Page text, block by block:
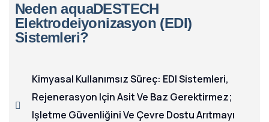
Neden aquaDESTECH
Elektrodeiyonizasyon (EDI)
Sistemleri?
Kimyasal Kullanımsız Süreç: EDI Sistemleri,
Rejenerasyon Için Asit Ve Baz Gerektirmez;
Işletme Güvenliğini Ve Çevre Dostu Arıtmayı